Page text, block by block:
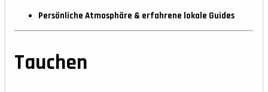
Persönliche Atmosphäre & erfahrene lokale Guides
Tauchen